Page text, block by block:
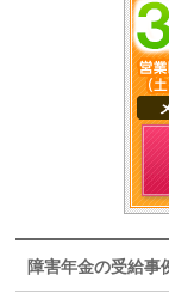
障害年金の受給事